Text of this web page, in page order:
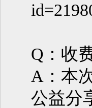
Q：收
A：本
公益分